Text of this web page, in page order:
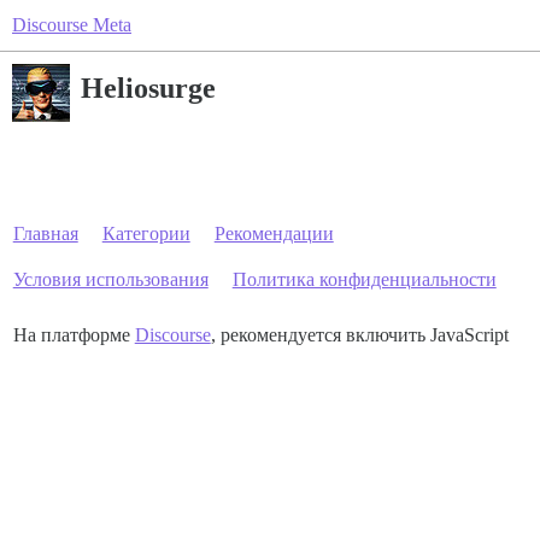
Discourse Meta
Heliosurge
Главная Категории Рекомендации
Условия использования Политика конфиденциальности
На платформе Discourse, рекомендуется включить JavaScript